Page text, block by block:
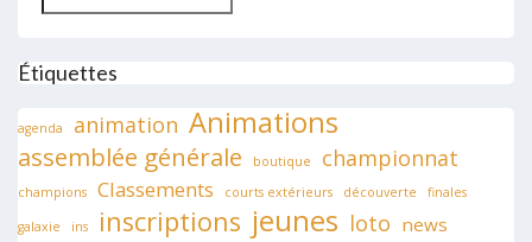
Étiquettes
agenda animation Animations
assemblée générale boutique championnat
champions Classements courts extérieurs découverte finales
galaxie ins inscriptions jeunes loto news